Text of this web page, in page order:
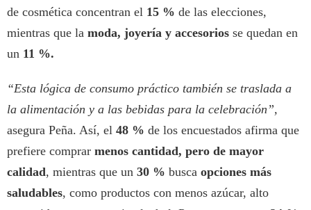
de cosmética concentran el 15 % de las elecciones,
mientras que la moda, joyería y accesorios se quedan en
un 11 %.
“Esta lógica de consumo práctico también se traslada a
la alimentación y a las bebidas para la celebración”,
asegura Peña. Así, el 48 % de los encuestados afirma que
prefiere comprar menos cantidad, pero de mayor
calidad, mientras que un 30 % busca opciones más
saludables, como productos con menos azúcar, alto